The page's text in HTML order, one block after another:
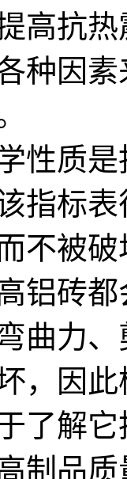
高抗
种因
质是
指标
不被
铝砖
曲力
，因
了解
制品